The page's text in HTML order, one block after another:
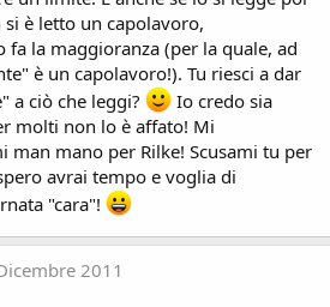
è letto un capolavoro,
fa la maggioranza (per la quale, ad
è un capolavoro!). Tu riesci a dar
a ciò che leggi?
Io credo sia
molti non lo è affato! Mi
man mano per Rilke! Scusami tu per
avrai tempo e voglia di
"cara"!
2011